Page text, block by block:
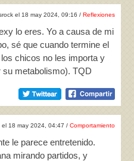
el 18 may 2024, 09:16 / Reflexiones
lo eres. Yo a causa de mi
sé que cuando termine el
chicos no les importa y
su metabolismo). TQD
el 18 may 2024, 04:47 / Comportamiento
le parece entretenido.
mirando partidos, y